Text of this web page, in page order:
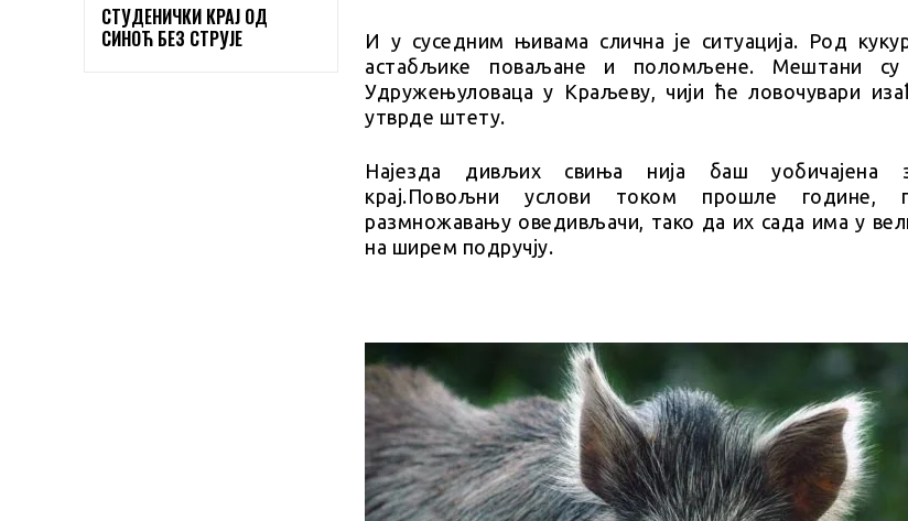
СТУДЕНИЧКИ КРАЈ ОД
СИНОЋ БЕЗ СТРУЈЕ
И у суседним њивама слична је ситуација. Род
астабљике поваљане и поломљене. Мештани су
Удружењуловаца у Краљеву, чији ће ловочувари
утврде штету.
Најезда дивљих свиња нија баш уобичајена
крај.Повољни услови током прошле године,
размножавању оведивљачи, тако да их сада има у
на ширем подручју.